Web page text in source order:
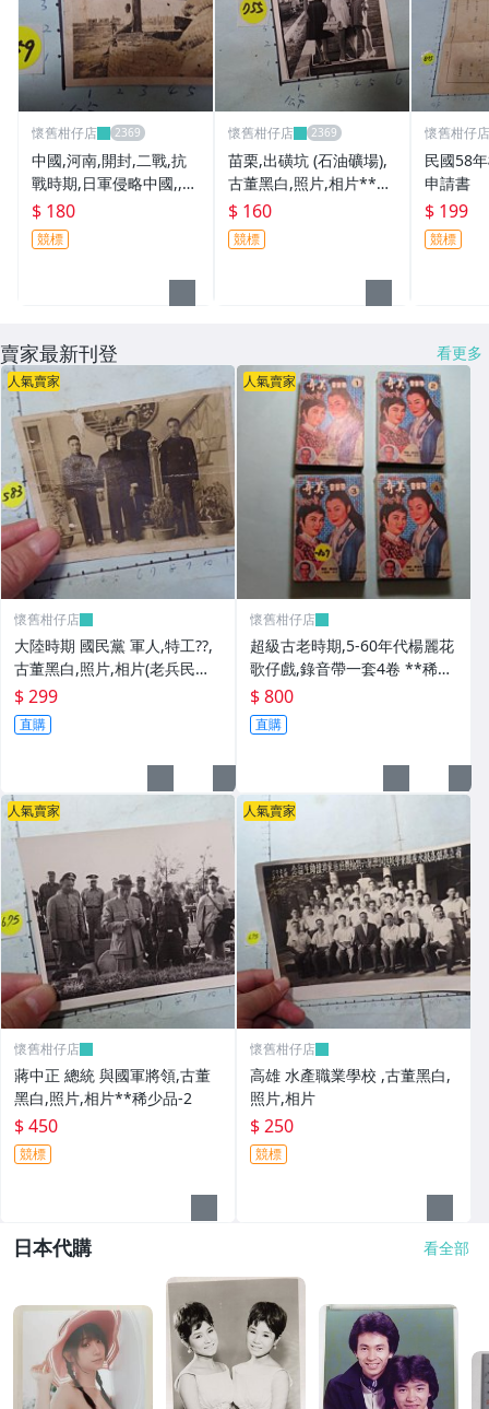
懷舊柑仔店
中國,河南,開封,二戰,抗
戰時期,日軍侵略中國,,古
董黑白,照片,相片10
$ 180
競標
懷舊柑仔店
苗栗,出磺坑 (石油礦場),
古董黑白,照片,相片**稀
少品1
$ 160
競標
懷舊柑仔店
民國58
申請書
$ 199
競標
賣家最新刊登 看更多
人氣賣家
懷舊柑仔店
大陸時期 國民黨 軍人,特工??,
古董黑白,照片,相片(老兵民國3
8年從大陸帶來台灣的) **稀少
品6
$ 299
直購
人氣賣家
懷舊柑仔店
超級古老時期,5-60年代楊麗花
歌仔戲,錄音帶一套4卷 **稀少
品
$ 800
直購
人氣賣家
懷舊柑仔店
蔣中正 總統 與國軍將領,古董
黑白,照片,相片**稀少品-2
$ 450
競標
人氣賣家
懷舊柑仔店
高雄 水產職業學校 ,古董黑白,
照片,相片
$ 250
競標
日本代購 看全部